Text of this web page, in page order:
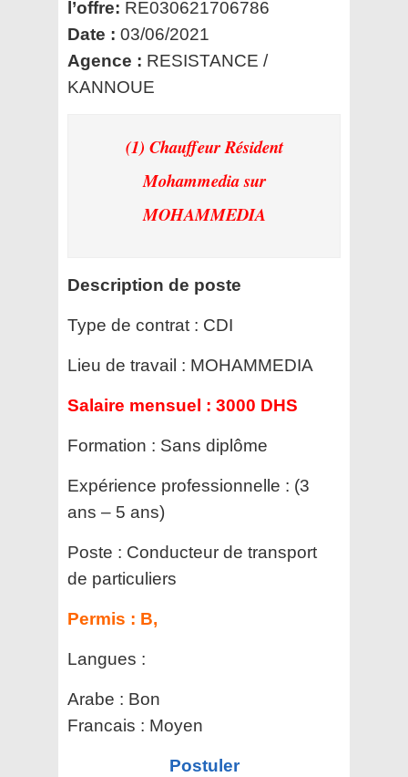
l’offre: RE030621706786
Date : 03/06/2021
Agence : RESISTANCE /
KANNOUE
(1) Chauffeur Résident
Mohammediasur
MOHAMMEDIA
Description de poste
Type de contrat : CDI
Lieu de travail : MOHAMMEDIA
Salaire mensuel : 3000 DHS
Formation : Sans diplôme
Expérience professionnelle : (3
ans – 5 ans)
Poste : Conducteur de transport
de particuliers
Permis : B,
Langues :
Arabe : Bon
Francais : Moyen
Postuler